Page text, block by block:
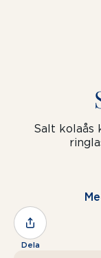
Salt kolaås
Dela